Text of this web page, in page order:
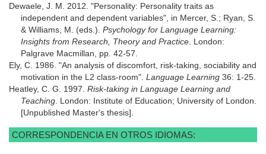
Dewaele, J. M. 2012. "Personality: Personality traits as
independent and dependent variables", in Mercer, S.; Ryan, S.
& Williams, M. (eds.). Psychology for Language Learning:
Insights from Research, Theoryand Practice . London:
Palgrave Macmillan, pp. 42-57.
Ely, C. 1986. "An analysis of discomfort, risk-taking, sociability and
motivation in the L2 class-room". Language Learning 36: 1-25.
Heatley, C. G. 1997. Risk-taking in Language Learning and
Teaching . London: Institute of Education; University of London.
[Unpublished Master's thesis].
CORRESPONDENCIA EN OTROS IDIOMAS: